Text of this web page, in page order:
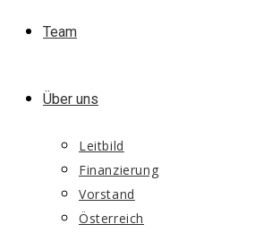
Team
Über uns
Leitbild
Finanzierung
Vorstand
Österreich